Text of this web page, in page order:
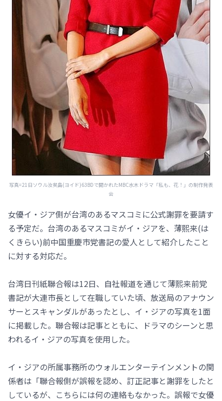
写真=21日ソウル汝矣島(ヨイド)63BDで開かれたMBC水木ドラマ「私も、花！」の制作発表
会
女優イ・ジア側が台湾のあるマスコミに公式謝罪を要請す
る予定だ。台湾のあるマスコミがイ・ジアを、薄熙来(は
くきらい)前中国重慶市党書記の愛人として紹介したこと
に対する対応だ。
台湾日刊紙聯合報は12日、自社報道を通じて薄熙来前党
書記が大連市長として在職していた頃、放送局のアナウン
サーとスキャンダルがあったとし、イ・ジアの写真を1面
に掲載した。聯合報は記事とともに、ドラマのシーンと思
われるイ・ジアの写真を使用した。
イ・ジアの所属事務所のウォルエンターテインメントの関
係者は「聯合報側が誤報を認め、訂正記事と謝罪をしたと
しているが、こちらには何の連絡もなかった。誤報で女優